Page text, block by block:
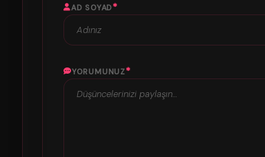
AD SOYAD*
YORUMUNUZ*